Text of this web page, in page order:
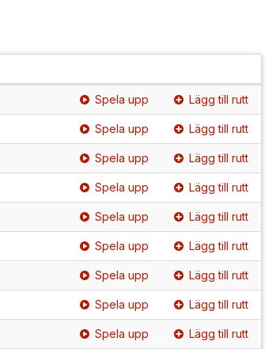
Spela upp Lägg till rutt
Spela upp Lägg till rutt
Spela upp Lägg till rutt
Spela upp Lägg till rutt
Spela upp Lägg till rutt
Spela upp Lägg till rutt
Spela upp Lägg till rutt
Spela upp Lägg till rutt
Spela upp Lägg till rutt